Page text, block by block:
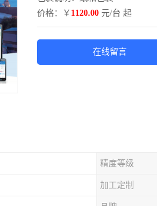
价格：￥ 1120.00 元/台 起
在线留言
精度等级
加工定制